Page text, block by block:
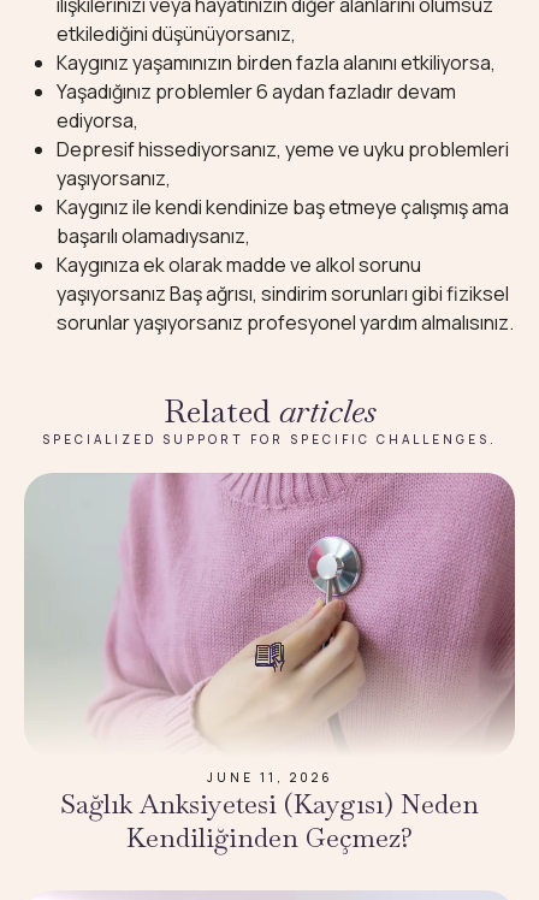
etkilediğini düşünüyorsanız,
Kaygınız yaşamınızın birden fazla alanını etkiliyorsa,
Yaşadığınız problemler 6 aydan fazladır devam
ediyorsa,
Depresif hissediyorsanız, yeme ve uyku problemleri
yaşıyorsanız,
Kaygınız ile kendi kendinize baş etmeye çalışmış ama
başarılı olamadıysanız,
Kaygınıza ek olarak madde ve alkol sorunu
yaşıyorsanız Baş ağrısı, sindirim sorunları gibi fiziksel
sorunlar yaşıyorsanız profesyonel yardım almalısınız.
Related articles
SPECIALIZED SUPPORT FOR SPECIFIC CHALLENGES.
JUNE 11, 2026
Sağlık Anksiyetesi (Kaygısı) Neden
Kendiliğinden Geçmez?